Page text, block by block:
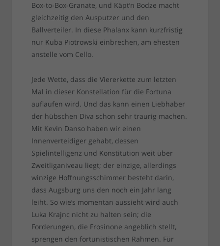
Box-to-Box-Granate, und Käpt’n Bodze macht
gleichzeitig den Ausputzer und den
Ballverteiler. In diese Phalanx kann kurzfristig
nur Kuba Piotrowski einbrechen, am ehesten
anstelle vom Cello.
Jede Wette, dass die Viererkette zum letzten
Mal in dieser Konstellation für die Fortuna
auflaufen wird. Und das kann einen Liebhaber
der hübschen Diva schon sehr traurig machen.
Mit Kevin Danso haben wir einen
Innenverteidiger gehabt, dessen
Spielintelligenz und Konstitution weit über
Zweitliganiveau liegt; der einzige, allerdings
winzige Hoffnungsschimmer besteht darin,
dass Augsburg uns den noch ein Jahr lang
leiht. So wie’s momentan aussieht wird auch
Luka Krajnc nicht zu halten sein; die
Forderungen, die Frosinone angeblich stellt,
sprengen den fortunistischen Rahmen. Für